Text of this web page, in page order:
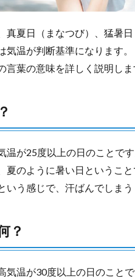
真夏日（まなつび）、猛暑
気温が判断基準になります。
言葉の意味を詳しく説明しま
温が25度以上の日のことです
夏のように暑い日というこ
いう感じで、汗ばんでしまう
？
気温が30度以上の日のことで